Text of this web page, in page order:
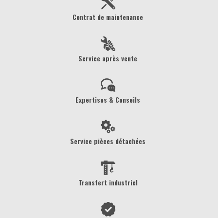
Contrat de maintenance
Service après vente
Expertises & Conseils
Service pièces détachées
Transfert industriel